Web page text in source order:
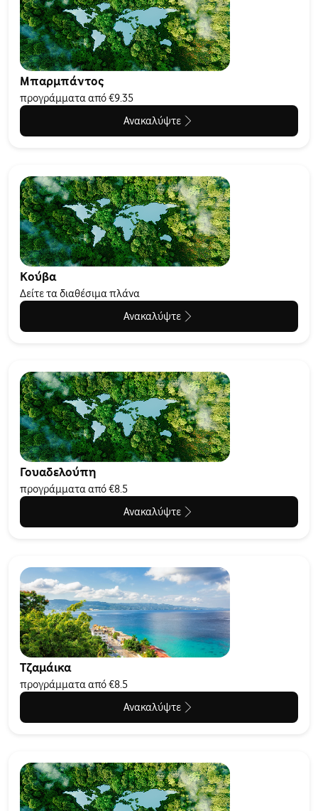
Μπαρμπάντος
προγράμματα από €9.35
Ανακαλύψτε
Κούβα
Δείτε τα διαθέσιμα πλάνα
Ανακαλύψτε
Γουαδελούπη
προγράμματα από €8.5
Ανακαλύψτε
Τζαμάικα
προγράμματα από €8.5
Ανακαλύψτε